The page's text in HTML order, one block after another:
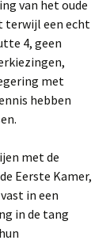
van het oude
terwijl een echt
4, geen
met
hebben
met de
Eerste Kamer,
in een
in de tang